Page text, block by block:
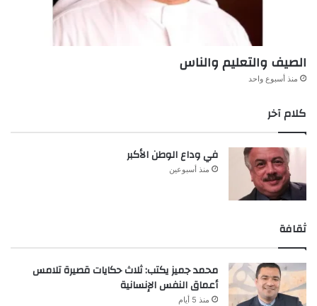
الصيف والتعليم والناس
منذ أسبوع واحد
كلام آخر
في وداع الوطن الأكبر
منذ أسبوعين
ثقافة
محمد جميز يكتب: ثلاث حكايات قصيرة تلامس
أعماق النفس الإنسانية
منذ 5 أيام